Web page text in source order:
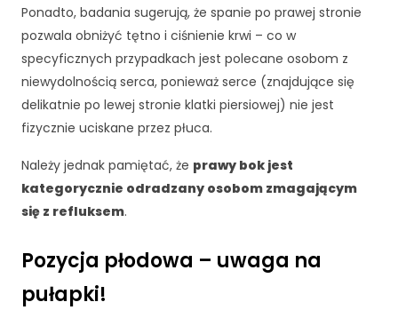
Ponadto, badania sugerują, że spanie po prawej stronie
pozwala obniżyć tętno i ciśnienie krwi – co w
specyficznych przypadkach jest polecane osobom z
niewydolnością serca, ponieważ serce (znajdujące się
delikatnie po lewej stronie klatki piersiowej) nie jest
fizycznie uciskane przez płuca.
Należy jednak pamiętać, że prawy bok jest
kategorycznie odradzany osobom zmagającym
się z refluksem.
Pozycja płodowa – uwaga na
pułapki!
w
a
n
a.
D
ś
w
a
d
c